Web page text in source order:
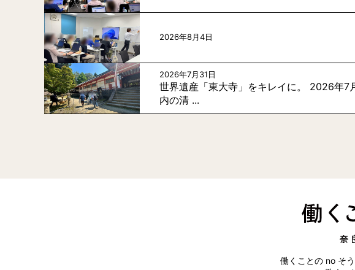
2026年8月4日
2026年7月31日
世界遺産「東大寺」をキレイに。 2026年7
内の清 ...
働くことの no そ